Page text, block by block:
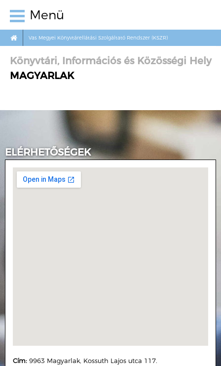
Menü
Vas Megyei Könyvtárellátási Szolgáltató Rendszer (KSZR)
Könyvtári, Információs és Közösségi Hely
MAGYARLAK
ELÉRHETŐSÉGEK
Cím: 9963 Magyarlak, Kossuth Lajos utca 117.